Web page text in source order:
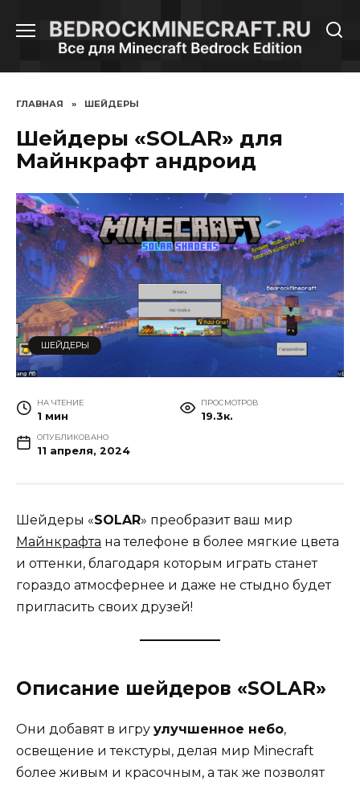
содержанию
ГЛАВНАЯ » ШЕЙДЕРЫ
Шейдеры «SOLAR» для
Майнкрафт андроид
ШЕЙДЕРЫ
НА ЧТЕНИЕ
1 мин
ПРОСМОТРОВ
19.3к.
ОПУБЛИКОВАНО
11 апреля, 2024
Шейдеры «SOLAR» преобразит ваш мир
Майнкрафта на телефоне в более мягкие цвета
и оттенки, благодаря которым играть станет
гораздо атмосфернее и даже не стыдно будет
пригласить своих друзей!
Описание шейдеров «SOLAR»
Они добавят в игру улучшенное небо,
освещение и текстуры, делая мир Minecraft
более живым и красочным, а так же позволят